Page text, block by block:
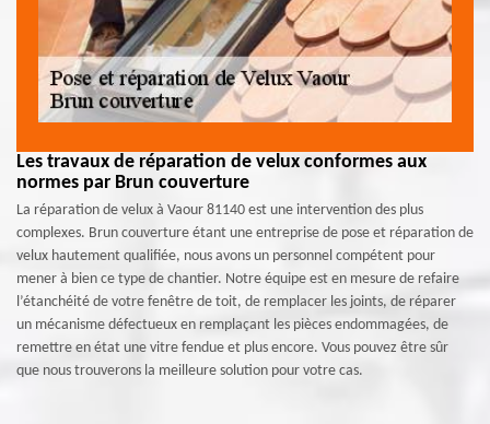
Les travaux de réparation de velux conformes aux
normes par Brun couverture
La réparation de velux à Vaour 81140 est une intervention des plus
complexes. Brun couverture étant une entreprise de pose et réparation de
velux hautement qualifiée, nous avons un personnel compétent pour
mener à bien ce type de chantier. Notre équipe est en mesure de refaire
l’étanchéité de votre fenêtre de toit, de remplacer les joints, de réparer
un mécanisme défectueux en remplaçant les pièces endommagées, de
remettre en état une vitre fendue et plus encore. Vous pouvez être sûr
que nous trouverons la meilleure solution pour votre cas.